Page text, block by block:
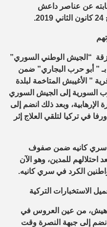
عن عناصر داعش
“الجيش الوطني السوري”
بـ ” أبو حرب البجاري” ضمن
” الأغيبش المتاخمة لبلدة
السورية إلى الجيش السوري
الإرهابية، وبعد ذلك انضم إلى
إلى أورفا في تركيا لتلقي العلاج إثر
سري كانيه ضمن صفوف
للمدين، وهو الآن
الكرد في سري كانيه.
الاستخبارات التركية
من عين العروس في
إلى جبهة النصرة وقت